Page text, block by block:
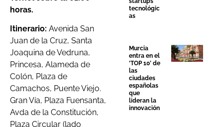
horas.
Itinerario: Avenida San
Juan de la Cruz, Santa
Joaquina de Vedruna,
Princesa, Alameda de
Colón, Plaza de
Camachos, Puente Viejo.
Gran Vía, Plaza Fuensanta,
Avda de la Constitución,
Plaza Circular (lado
tecnológic
as
Murcia
entra en el
‘TOP 10’ de
las
ciudades
españolas
que
lideran la
innovación